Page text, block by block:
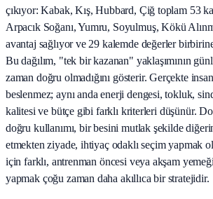
çıkıyor: Kabak, Kış, Hubbard, Çiğ toplam 53
Arpacık Soğanı, Yumru, Soyulmuş, Kökü
avantaj sağlıyor ve 29 kalemde değerler
Bu dağılım, "tek bir kazanan" yaklaşımının
zaman doğru olmadığını gösterir. Gerçekte
beslenmez; aynı anda enerji dengesi, tokluk,
kalitesi ve bütçe gibi farklı kriterleri düşünür.
doğru kullanımı, bir besini mutlak şekilde
etmekten ziyade, ihtiyaç odaklı seçim yapmak
için farklı, antrenman öncesi veya akşam
yapmak çoğu zaman daha akıllıca bir stratejidir.